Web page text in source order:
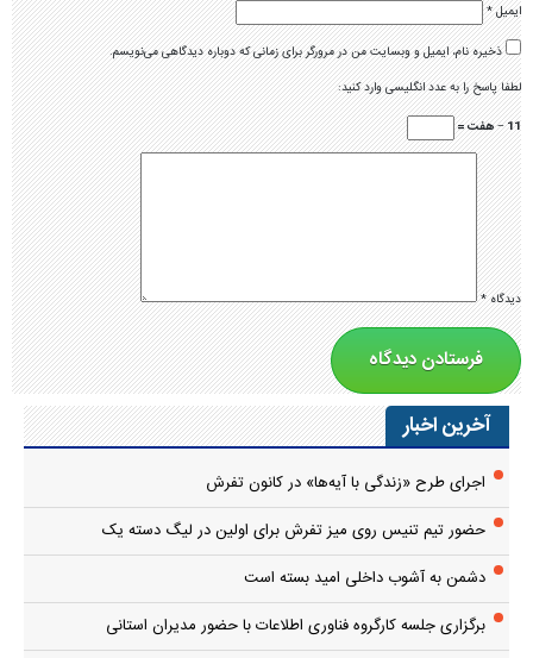
ایمیل*
ذخیره نام، ایمیل و وبسایت من در مرورگر برای زمانی که دوباره دیدگاهی می‌نویسم.
لطفا پاسخ را به عدد انگلیسی وارد کنید:
11 − هفت =
دیدگاه*
آخرین اخبار
اجرای طرح «زندگی با آیه‌ها» در کانون تفرش
حضور تیم تنیس روی میز تفرش برای اولین در لیگ دسته یک
دشمن به آشوب داخلی امید بسته است
برگزاری جلسه کارگروه فناوری اطلاعات با حضور مدیران استانی